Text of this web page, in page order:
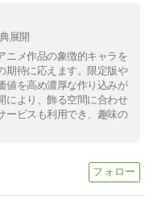
展開
ニメ作品の象徴的キャラを
期待に応えます。限定版や
値を高め濃厚な作り込みが
により、飾る空間に合わせ
ービスも利用でき、趣味の